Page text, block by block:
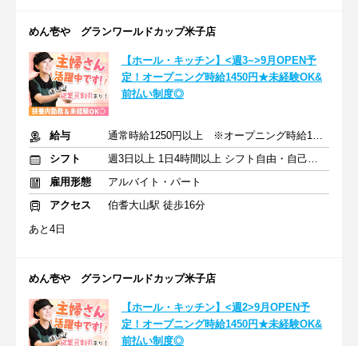
めん壱や グランワールドカップ米子店
【ホール・キッチン】<週3~>9月OPEN予
定！オープニング時給1450円★未経験OK&
前払い制度◎
給与
通常時給1250円以上 ※オープニング時給1450円以上
シフト
週3日以上 1日4時間以上 シフト自由・自己申告
雇用形態
アルバイト・パート
アクセス
伯耆大山駅 徒歩16分
あと4日
めん壱や グランワールドカップ米子店
【ホール・キッチン】<週2>9月OPEN予
定！オープニング時給1450円★未経験OK&
前払い制度◎